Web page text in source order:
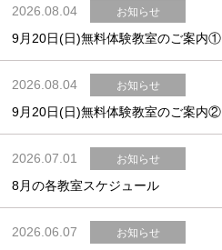
Webアクセシビリティについて
文字サイズ 標準
2026.08.04 お知らせ
9月20日(日)無料体験教室のご案内①
2026.08.04 お知らせ
9月20日(日)無料体験教室のご案内②
2026.07.01 お知らせ
8月の各教室スケジュール
2026.06.07 お知らせ